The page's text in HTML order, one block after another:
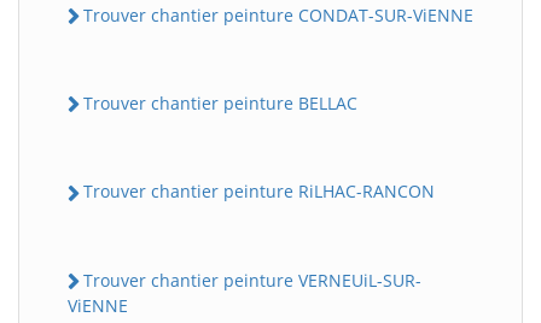
Trouver chantier peinture CONDAT-SUR-ViENNE
Trouver chantier peinture BELLAC
Trouver chantier peinture RiLHAC-RANCON
Trouver chantier peinture VERNEUiL-SUR-
ViENNE